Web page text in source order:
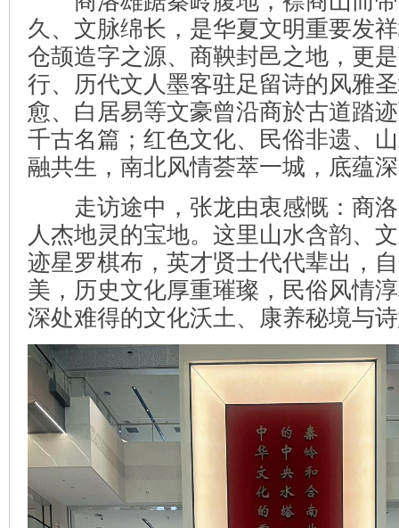
久、文脉绵长，是华夏文明重要发
仓颉造字之源、商鞅封邑之地，更
行、历代文人墨客驻足留诗的风雅
愈、白居易等文豪曾沿商於古道踏
千古名篇；红色文化、民俗非遗、
融共生，南北风情荟萃一城，底蕴
走访途中，张龙由衷感慨：商洛
人杰地灵的宝地。这里山水含韵、
迹星罗棋布，英才贤士代代辈出，
美，历史文化厚重璀璨，民俗风情
深处难得的文化沃土、康养秘境与